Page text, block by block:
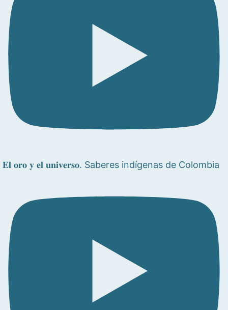
𝐄𝐥 𝐨𝐫𝐨 𝐲 𝐞𝐥 𝐮𝐧𝐢𝐯𝐞𝐫𝐬𝐨. Saberes indígenas de Colombia